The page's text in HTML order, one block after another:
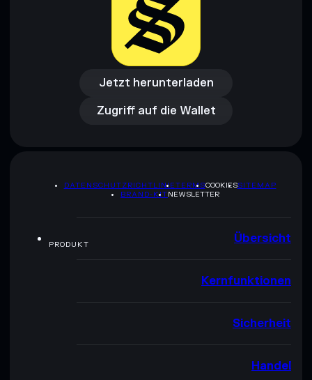
Jetzt herunterladen
Jetzt herunterladen
Zugriff auf die Wallet
Zugriff auf die Wallet
DATENSCHUTZRICHTLINIETERMSCOOKIESSITEMAP
BRAND-KITNEWSLETTER
PRODUKT Übersicht
Kernfunktionen
Sicherheit
Handel